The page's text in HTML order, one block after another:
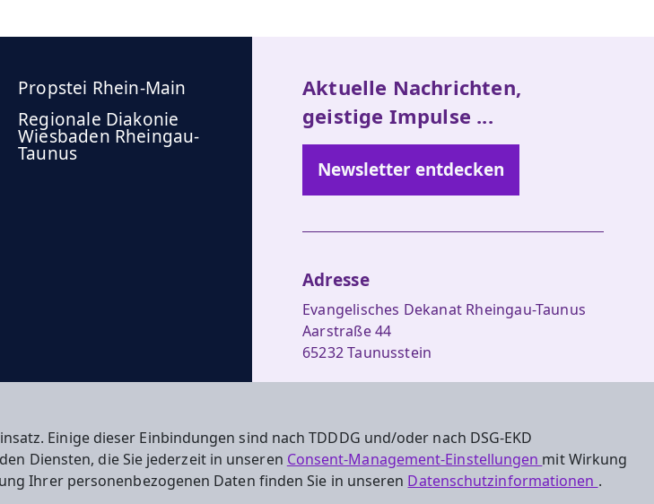
Einige dieser Einbindungen sind nach TDDDG und/oder nach DSG-EKD
Diensten, die Sie jederzeit in unseren Consent-Management-Einstellungen mit Wirkung
Ihrer personenbezogenen Daten finden Sie in unseren Datenschutzinformationen .
Propstei Rhein-Main
Regionale Diakonie
Wiesbaden Rheingau-
Taunus
Aktuelle Nachrichten,
geistige Impulse ...
Newsletter entdecken
Adresse
Evangelisches Dekanat Rheingau-Taunus
Aarstraße 44
65232 Taunusstein
Tel. 06128-48 88 27
oeffentlichkeitsarbeit.rt@ekhn.de